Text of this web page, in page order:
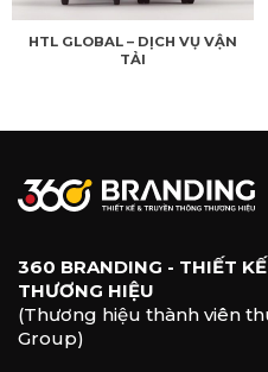
HTL GLOBAL – DỊCH VỤ VẬN
TẢI
360 BRANDING - THIẾT
THƯƠNG HIỆU
(Thương hiệu thành viên
Group)